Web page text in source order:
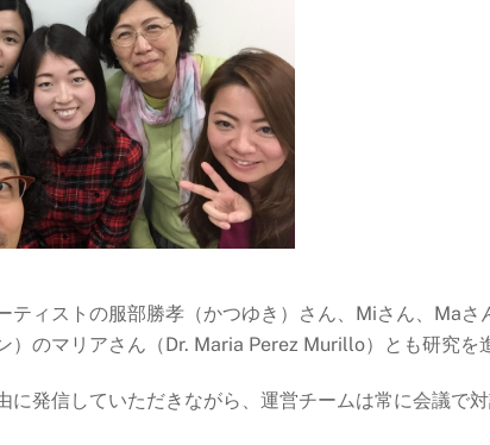
ティストの服部勝孝（かつゆき）さん、Miさん、Ma
）のマリアさん（Dr. Maria Perez Murillo）とも研究を
に発信していただきながら、運営チームは常に会議で